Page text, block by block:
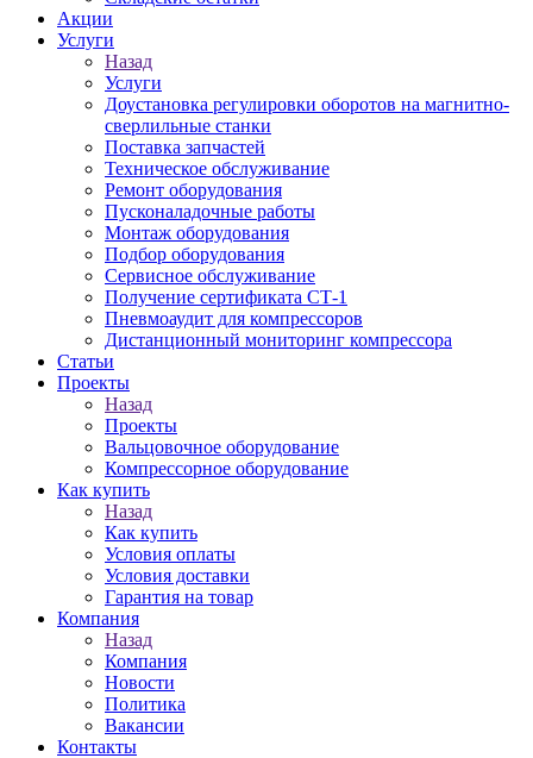
Акции
Услуги
Назад
Услуги
Доустановка регулировки оборотов на магнитно-
сверлильные станки
Поставка запчастей
Техническое обслуживание
Ремонт оборудования
Пусконаладочные работы
Монтаж оборудования
Подбор оборудования
Сервисное обслуживание
Получение сертификата СТ-1
Пневмоаудит для компрессоров
Дистанционный мониторинг компрессора
Статьи
Проекты
Назад
Проекты
Вальцовочное оборудование
Компрессорное оборудование
Как купить
Назад
Как купить
Условия оплаты
Условия доставки
Гарантия на товар
Компания
Назад
Компания
Новости
Политика
Вакансии
Контакты